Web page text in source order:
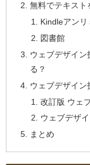
無料でテキスト
Kindleアンリ
図書館
ウェブデザイ
る？
ウェブデザイ
改訂版 ウェ
ウェブデザ
まとめ